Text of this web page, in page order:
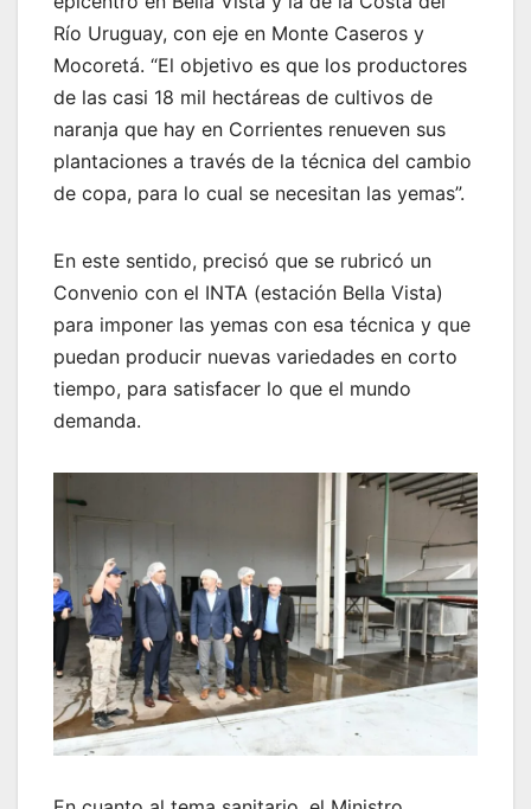
Río Uruguay, con eje en Monte Caseros y
Mocoretá. “El objetivo es que los productores
de las casi 18 mil hectáreas de cultivos de
naranja que hay en Corrientes renueven sus
plantaciones a través de la técnica del cambio
de copa, para lo cual se necesitan las yemas”.
En este sentido, precisó que se rubricó un
Convenio con el INTA (estación Bella Vista)
para imponer las yemas con esa técnica y que
puedan producir nuevas variedades en corto
tiempo, para satisfacer lo que el mundo
demanda.